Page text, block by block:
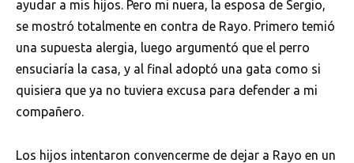
ayudar a mis hijos. Pero mi nuera, la esposa de Sergio,
se mostró totalmente en contra de Rayo. Primero temió
una supuesta alergia, luego argumentó que el perro
ensuciaría la casa, y al final adoptó una gata como si
quisiera que ya no tuviera excusa para defender a mi
compañero.
Los hijos intentaron convencerme de dejar a Rayo en un